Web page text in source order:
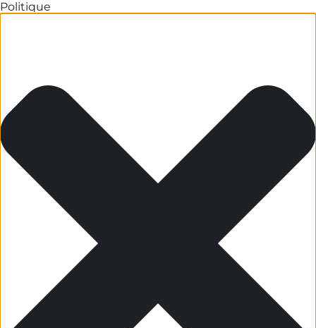
Politique